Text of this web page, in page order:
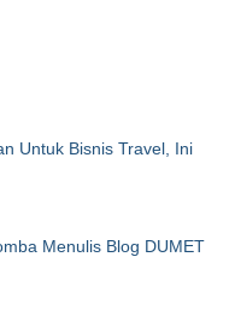
Untuk Bisnis Travel, Ini
Menulis Blog DUMET